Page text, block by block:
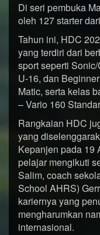
Di seri pembuka
oleh 127 starter
Tahun ini, HDC
yang terdiri dari
sport seperti
U-16, dan
Matic, serta kelas
– Vario 160
Rangkaian HDC
yang
Kepanjen pada 19
pelajar mengikuti
Salim, coach
School AHRS)
kariernya yang
mengharumkan
internasional.